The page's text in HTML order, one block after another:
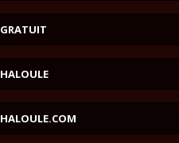
GRATUIT
HALOULE
HALOULE.COM